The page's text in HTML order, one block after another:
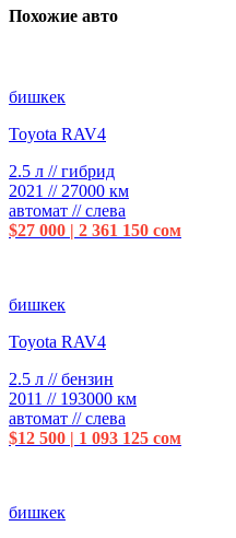
Похожие авто
бишкек
Toyota RAV4
2.5 л // гибрид
2021 // 27000 км
автомат // слева
$27 000 | 2 361 150 сом
бишкек
Toyota RAV4
2.5 л // бензин
2011 // 193000 км
автомат // слева
$12 500 | 1 093 125 сом
бишкек